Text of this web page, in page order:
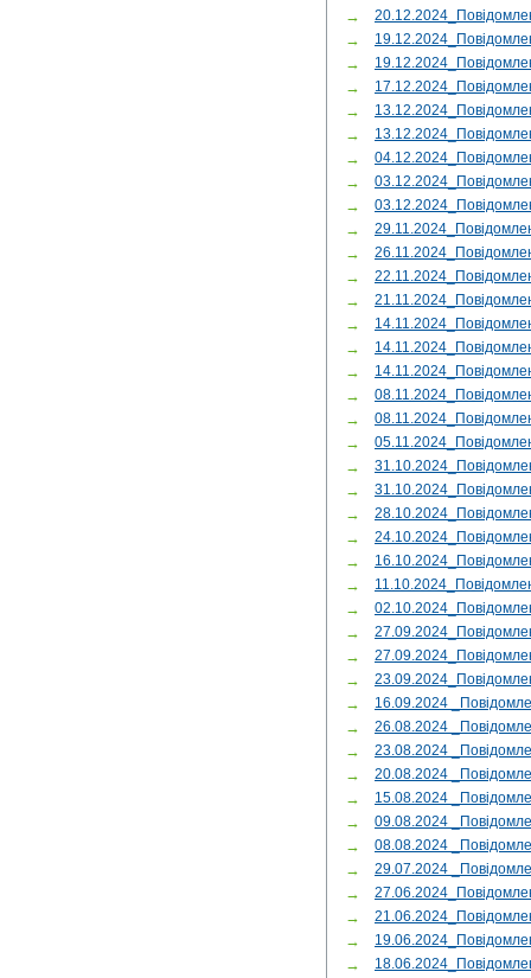
→
→
→
→
→
→
→
→
→
→
→
→
→
→
→
→
→
→
→
→
→
→
→
→
→
→
→
→
→
→ 16.09.2024
→ 26.08.2024
→ 23.08.2024
→ 20.08.2024
→ 15.08.2024
→ 09.08.2024
→ 08.08.2024
→ 29.07.2024
→
→
→
→